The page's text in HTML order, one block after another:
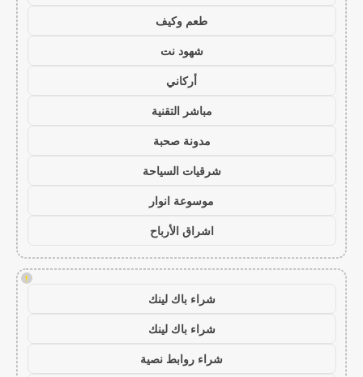
طعم وكيف
شهود نت
أركاني
مباشر التقنية
مدونة صحبة
شرقيات السياحة
موسوعة انوار
اشراق الأرباح
!
شراء باك لينك
شراء باك لينك
شراء روابط نصية